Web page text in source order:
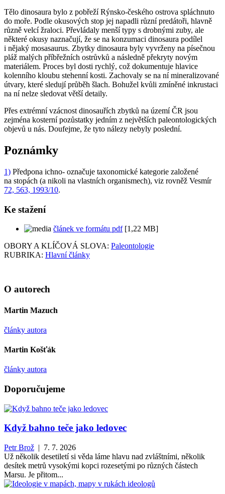
Tělo dinosaura bylo z pobřeží Rýnsko-českého ostrova spláchnuto
do moře. Podle okusových stop jej napadli různí predátoři, hlavně
různě velcí žraloci. Převládaly menší typy s drobnými zuby, ale
některé okusy naznačují, že se na konzumaci dinosaura podílel
i nějaký mosasaurus. Zbytky dinosaura byly vyvrženy na písečnou
pláž malých příbřežních ostrůvků a následně překryty novým
materiálem. Proces byl dosti rychlý, což dokumentuje hlavice
kolenního kloubu stehenní kosti. Zachovaly se na ní mineralizované
útvary, které sledují průběh šlach. Bohužel kvůli zmíněné inkrustaci
na ní nelze sledovat větší detaily.
Přes extrémní vzácnost dinosauřích zbytků na území ČR jsou
zejména kosterní pozůstatky jedním z největších paleontologických
objevů u nás. Doufejme, že tyto nálezy nebyly poslední.
Poznámky
1) Předpona ichno- označuje taxonomické kategorie založené
na stopách (a nikoli na vlastních organismech), viz rovněž Vesmír
72, 563, 1993/10.
Ke stažení
článek ve formátu pdf[1,22 MB]
OBORY A KLÍČOVÁ SLOVA: Paleontologie
RUBRIKA: Hlavní články
O autorech
Martin Mazuch
články autora
Martin Košťák
články autora
Doporučujeme
Když bahno teče jako ledovec
Petr Brož | 7. 7. 2026
Už několik desetiletí si věda láme hlavu nad zvláštními, několik
desítek metrů vysokými kopci rozesetými po různých částech
Marsu. Je přitom...